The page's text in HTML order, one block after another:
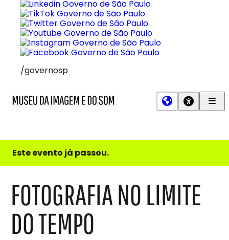
/governosp
e
do
Este evento já passou.
FOTOGRAFIA NO LIMITE
DO TEMPO